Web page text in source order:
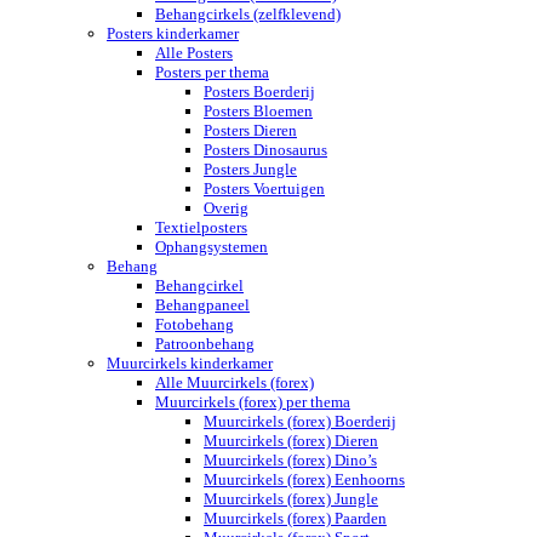
Behangcirkels (zelfklevend)
Posters kinderkamer
Alle Posters
Posters per thema
Posters Boerderij
Posters Bloemen
Posters Dieren
Posters Dinosaurus
Posters Jungle
Posters Voertuigen
Overig
Textielposters
Ophangsystemen
Behang
Behangcirkel
Behangpaneel
Fotobehang
Patroonbehang
Muurcirkels kinderkamer
Alle Muurcirkels (forex)
Muurcirkels (forex) per thema
Muurcirkels (forex) Boerderij
Muurcirkels (forex) Dieren
Muurcirkels (forex) Dino’s
Muurcirkels (forex) Eenhoorns
Muurcirkels (forex) Jungle
Muurcirkels (forex) Paarden